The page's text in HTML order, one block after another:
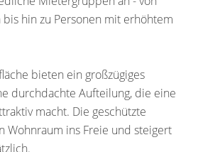
hin zu Personen mit erhöhtem
bieten ein großzügiges
durchdachte Aufteilung, die eine
macht. Die geschützte
Wohnraum ins Freie und steigert